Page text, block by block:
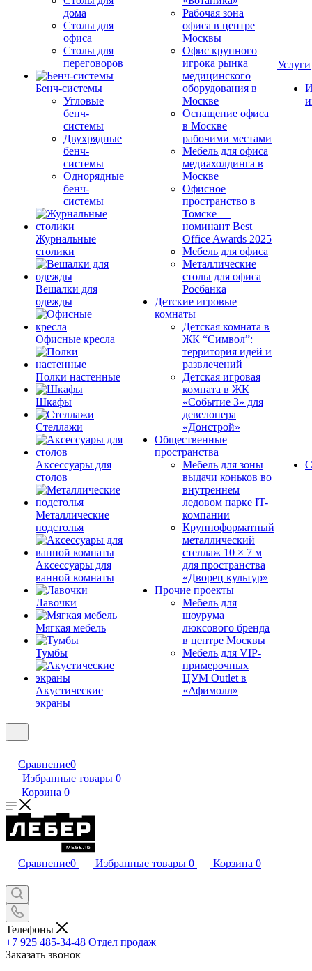
дома
Столы для
офиса
Столы для
переговоров
Бенч-системы
Угловые
бенч-
системы
Двухрядные
бенч-
системы
Однорядные
бенч-
системы
Журнальные
столики
Вешалки для
одежды
Офисные кресла
Полки настенные
Шкафы
Стеллажи
Аксессуары для
столов
Металлические
подстолья
Аксессуары для
ванной комнаты
Лавочки
Мягкая мебель
Тумбы
Акустические
экраны
Рабочая зона
офиса в центре
Москвы
Офис крупного
игрока рынка
медицинского
оборудования в
Москве
Оснащение офиса
в Москве
рабочими местами
Мебель для офиса
медиахолдинга в
Москве
Офисное
пространство в
Томске —
номинант Best
Office Awards 2025
Мебель для офиса
Металлические
столы для офиса
Росбанка
Детские игровые
комнаты
Детская комната в
ЖК “Символ”:
территория идей и
развлечений
Детская игровая
комната в ЖК
«Событие 3» для
девелопера
«Донстрой»
Общественные
пространства
Мебель для зоны
выдачи коньков во
внутреннем
ледовом парке IT-
компании
Крупноформатный
металлический
стеллаж 10 × 7 м
для пространства
«Дворец культур»
Прочие проекты
Мебель для
шоурума
люксового бренда
в центре Москвы
Мебель для VIP-
примерочных
ЦУМ Outlet в
«Афимолл»
Услуги
Сравнение0
Избранные товары 0
Корзина 0
Сравнение0 Избранные товары 0 Корзина 0
Телефоны
+7 925 485-34-48 Отдел продаж
Заказать звонок